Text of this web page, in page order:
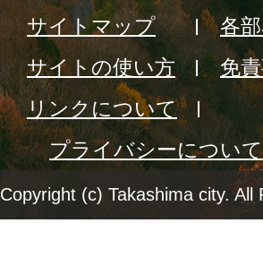
サイトマップ
各
サイトの使い方
免
リンクについて
プライバシーについて
Copyright (c) Takashima city. All